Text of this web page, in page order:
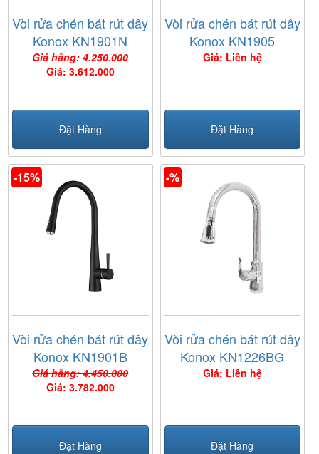
Vòi rửa chén bát rút dây
Konox KN1901N
Giá hãng: 4.250.000
Giá: 3.612.000
Đặt Hàng
Vòi rửa chén bát rút dây
Konox KN1905
Giá: Liên hệ
Đặt Hàng
-15%
Vòi rửa chén bát rút dây
Konox KN1901B
Giá hãng: 4.450.000
Giá: 3.782.000
Đặt Hàng
-%
Vòi rửa chén bát rút dây
Konox KN1226BG
Giá: Liên hệ
Đặt Hàng